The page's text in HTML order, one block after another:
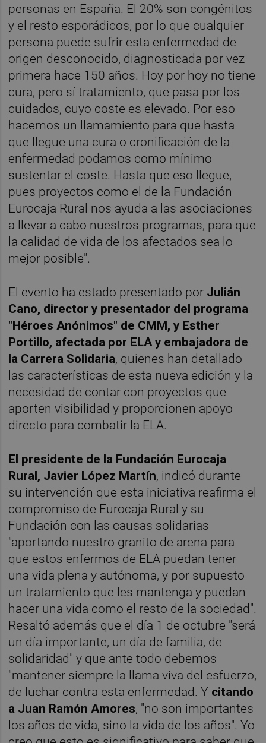
personas en España. El 20% son congénitos
y el resto esporádicos, por lo que cualquier
persona puede sufrir esta enfermedad de
origen desconocido, diagnosticada por vez
primera hace 150 años. Hoy por hoy no tiene
cura, pero sí tratamiento, que pasa por los
cuidados, cuyo coste es elevado. Por eso
hacemos un llamamiento para que hasta
que llegue una cura o cronificación de la
enfermedad podamos como mínimo
sustentar el coste. Hasta que eso llegue,
pues proyectos como el de la Fundación
Eurocaja Rural nos ayuda a las asociaciones
a llevar a cabo nuestros programas, para que
la calidad de vida de los afectados sea lo
mejor posible".
El evento ha estado presentado por Julián
Cano, director y presentador del programa
"Héroes Anónimos" de CMM, y Esther
Portillo, afectada por ELA y embajadora de
la Carrera Solidaria, quienes han detallado
las características de esta nueva edición y la
necesidad de contar con proyectos que
aporten visibilidad y proporcionen apoyo
directo para combatir la ELA.
El presidente de la Fundación Eurocaja
Rural, Javier López Martín, indicó durante
su intervención que esta iniciativa reafirma el
compromiso de Eurocaja Rural y su
Fundación con las causas solidarias
"aportando nuestro granito de arena para
que estos enfermos de ELA puedan tener
una vida plena y autónoma, y por supuesto
un tratamiento que les mantenga y puedan
hacer una vida como el resto de la sociedad".
Resaltó además que el día 1 de octubre "será
un día importante, un día de familia, de
solidaridad" y que ante todo debemos
"mantener siempre la llama viva del esfuerzo,
de luchar contra esta enfermedad. Y citando
a Juan Ramón Amores, "no son importantes
los años de vida, sino la vida de los años". Yo